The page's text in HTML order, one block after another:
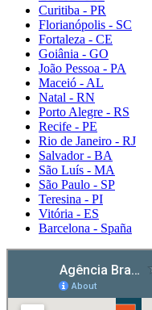
Curitiba - PR
Florianópolis - SC
Fortaleza - CE
Goiânia - GO
João Pessoa - PA
Maceió - AL
Natal - RN
Porto Alegre - RS
Recife - PE
Rio de Janeiro - RJ
Salvador - BA
São Luís - MA
São Paulo - SP
Teresina - PI
Vitória - ES
Barcelona - Spaña